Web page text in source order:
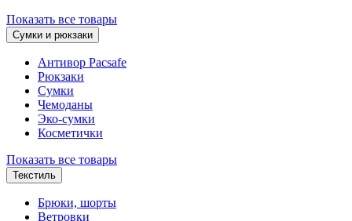
Показать все товары
Сумки и рюкзаки
Антивор Pacsafe
Рюкзаки
Сумки
Чемоданы
Эко-сумки
Косметички
Показать все товары
Текстиль
Брюки, шорты
Ветровки